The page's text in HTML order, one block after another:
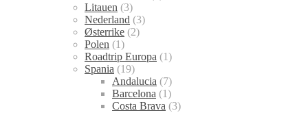
Litauen (3)
Nederland (3)
Østerrike (2)
Polen (1)
Roadtrip Europa (1)
Spania (19)
Andalucia (7)
Barcelona (1)
Costa Brava (3)